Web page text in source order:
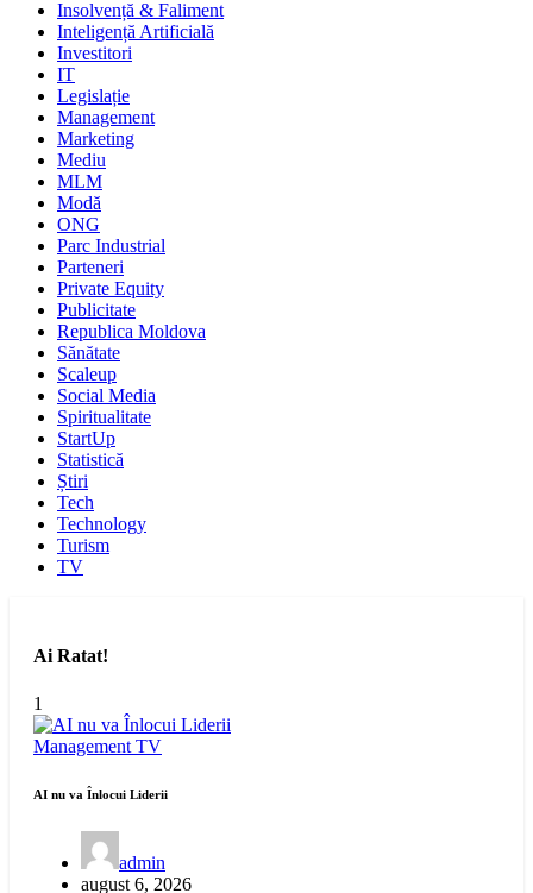
Insolvență & Faliment
Inteligență Artificială
Investitori
IT
Legislație
Management
Marketing
Mediu
MLM
Modă
ONG
Parc Industrial
Parteneri
Private Equity
Publicitate
Republica Moldova
Sănătate
Scaleup
Social Media
Spiritualitate
StartUp
Statistică
Știri
Tech
Technology
Turism
TV
Ai Ratat!
1
Management TV
AI nu va Înlocui Liderii
admin
august 6, 2026